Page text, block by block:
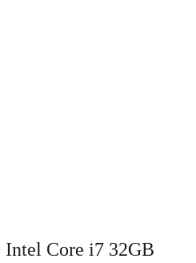
Core i7 32GB